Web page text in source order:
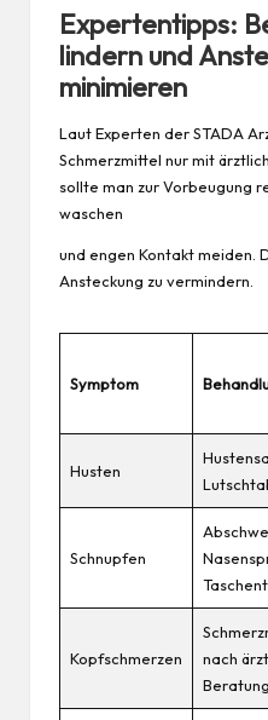
Expertentipps:
lindern und
minimieren
Laut Experten der STADA
Schmerzmittel nur mit
sollte man zur Vorbeugung
waschen
und engen Kontakt meiden.
Ansteckung zu vermindern.
Symptom
Husten
Schnupfen
Kopfschmerzen
nach
Beratung